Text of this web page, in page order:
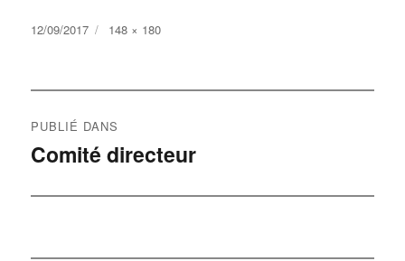
Publié
12/09/2017
Taille
148 × 180
de
PUBLIÉ DANS
Comité directeur